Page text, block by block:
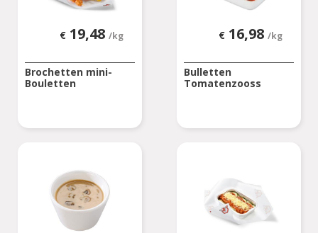
€ 19,48 /kg
Brochetten mini-
Bouletten
€ 16,98 /kg
Bulletten
Tomatenzooss